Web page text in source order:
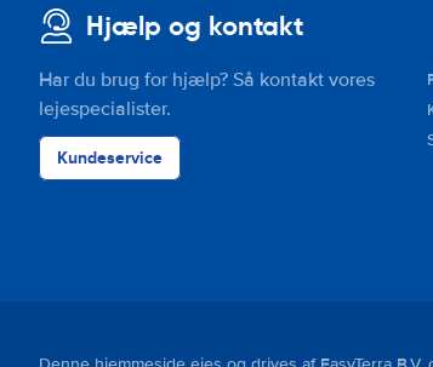
Hjælp og kontakt
Har du brug for hjælp? Så kontakt vores
lejespecialister.
Kundeservice